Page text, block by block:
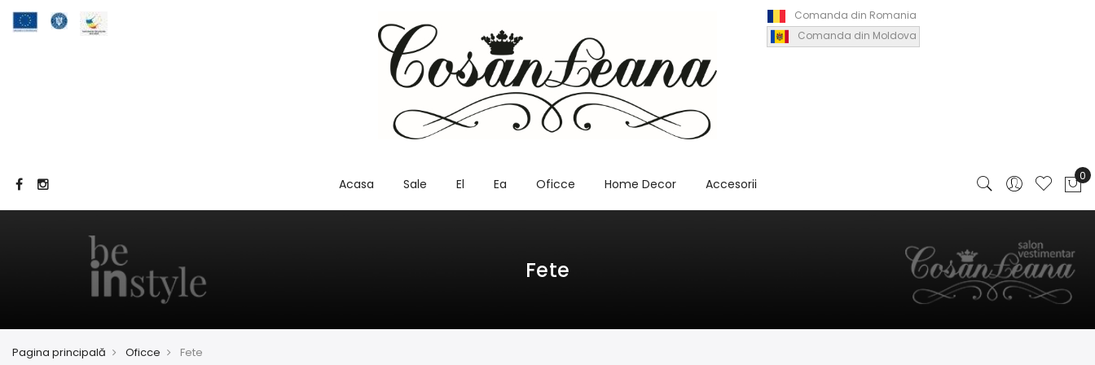
Comanda din Romania
Comanda din Moldova
Acasa Sale El Ea Oficce Home Decor Accesorii
Fete
Pagina principală Oficce Fete